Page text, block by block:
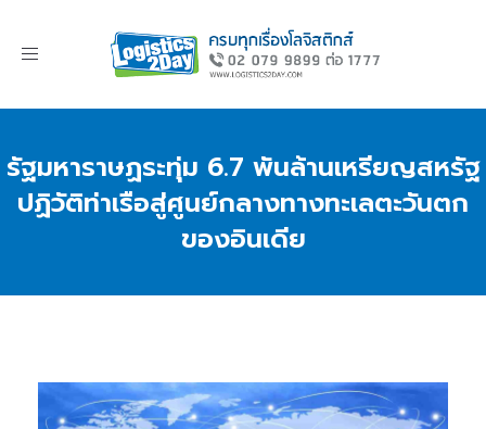
Toggle
รัฐมหาราษฏระทุ่ม 6.7 พันล้านเหรียญสหรัฐ
ปฏิวัติท่าเรือสู่ศูนย์กลางทางทะเลตะวันตก
ของอินเดีย